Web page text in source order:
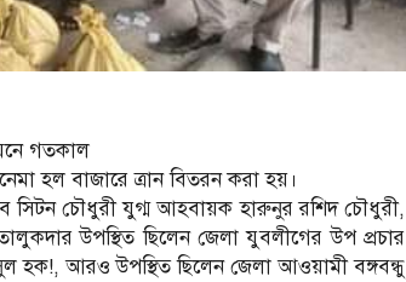
গতকাল
হল বাজারে ত্রান বিতরন করা হয়।
চৌধুরী যুগ্ম আহবায়ক হারুনুর রশিদ চৌধুরী,
উপস্থিত ছিলেন জেলা যুবলীগের উপ প্রচার
হক!, আরও উপস্থিত ছিলেন জেলা আওয়ামী বঙ্গবন্ধু